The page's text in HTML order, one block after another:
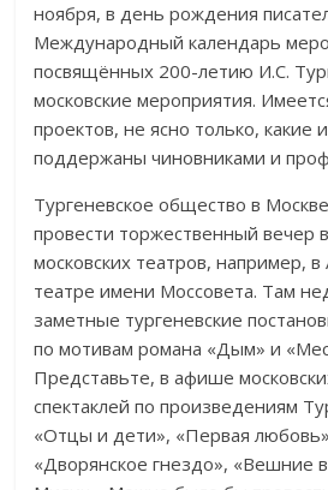
ноября, в день рождения
Международный календарь
посвящённых 200-летию И.С.
московские мероприятия.
проектов, не ясно только, какие
поддержаны чиновниками и
Тургеневское общество в
провести торжественный вечер
московских театров, например,
театре имени Моссовета. Там
заметные тургеневские
по мотивам романа «Дым» и
Представьте, в афише
спектаклей по произведениям
«Отцы и дети», «Первая
«Дворянское гнездо», «Вешние